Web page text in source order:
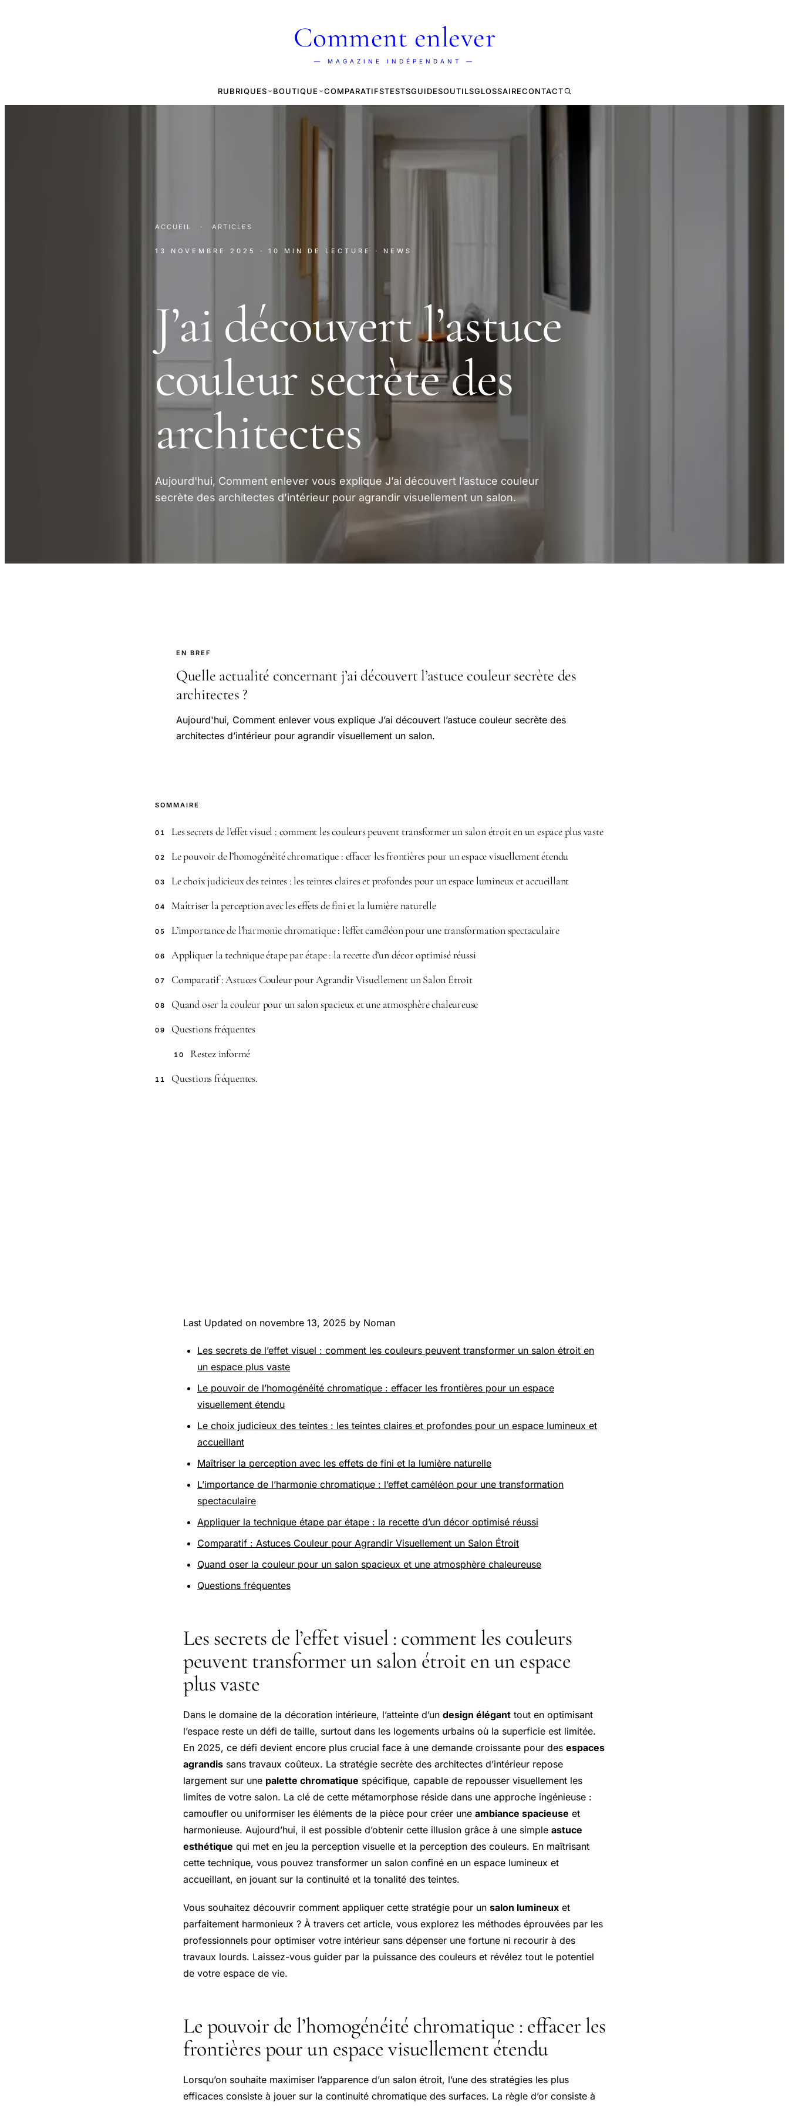
Comment enlever
— MAGAZINE INDÉPENDANT —
RUBRIQUES BOUTIQUE COMPARATIFSTESTSGUIDESOUTILSGLOSSAIRECONTACT
ACCUEIL · ARTICLES
13 NOVEMBRE 2025 · 10 MIN DE LECTURE · NEWS
J’ai découvert l’astuce
couleur secrète des
architectes
Aujourd'hui, Comment enlever vous explique J’ai découvert l’astuce couleur
secrète des architectes d’intérieur pour agrandir visuellement un salon.
EN BREF
Quelle actualité concernant j’ai découvert l’astuce couleur secrète des
architectes ?
Aujourd'hui, Comment enlever vous explique J’ai découvert l’astuce couleur secrète des
architectes d’intérieur pour agrandir visuellement un salon.
SOMMAIRE
01 Les secrets de l’effet visuel : comment les couleurs peuvent transformer un salon étroit en un espace plus vaste
02 Le pouvoir de l’homogénéité chromatique : effacer les frontières pour un espace visuellement étendu
03 Le choix judicieux des teintes : les teintes claires et profondes pour un espace lumineux et accueillant
04 Maîtriser la perception avec les effets de fini et la lumière naturelle
05 L’importance de l’harmonie chromatique : l’effet caméléon pour une transformation spectaculaire
06 Appliquer la technique étape par étape : la recette d’un décor optimisé réussi
07 Comparatif : Astuces Couleur pour Agrandir Visuellement un Salon Étroit
08 Quand oser la couleur pour un salon spacieux et une atmosphère chaleureuse
09 Questions fréquentes
10 Restez informé
11 Questions fréquentes.
Last Updated on novembre 13, 2025 by Noman
Les secrets de l’effet visuel : comment les couleurs peuvent transformer un salon étroit en
un espace plus vaste
Le pouvoir de l’homogénéité chromatique : effacer les frontières pour un espace
visuellement étendu
Le choix judicieux des teintes : les teintes claires et profondes pour un espace lumineux et
accueillant
Maîtriser la perception avec les effets de fini et la lumière naturelle
L’importance de l’harmonie chromatique : l’effet caméléon pour une transformation
spectaculaire
Appliquer la technique étape par étape : la recette d’un décor optimisé réussi
Comparatif : Astuces Couleur pour Agrandir Visuellement un Salon Étroit
Quand oser la couleur pour un salon spacieux et une atmosphère chaleureuse
Questions fréquentes
Les secrets de l’effet visuel : comment les couleurs
peuvent transformer un salon étroit en un espace
plus vaste
Dans le domaine de la décoration intérieure, l’atteinte d’un design élégant tout en optimisant
l’espace reste un défi de taille, surtout dans les logements urbains où la superficie est limitée.
En 2025, ce défi devient encore plus crucial face à une demande croissante pour des espaces
agrandis sans travaux coûteux. La stratégie secrète des architectes d’intérieur repose
largement sur une palette chromatique spécifique, capable de repousser visuellement les
limites de votre salon. La clé de cette métamorphose réside dans une approche ingénieuse :
camoufler ou uniformiser les éléments de la pièce pour créer une ambiance spacieuse et
harmonieuse. Aujourd’hui, il est possible d’obtenir cette illusion grâce à une simple astuce
esthétique qui met en jeu la perception visuelle et la perception des couleurs. En maîtrisant
cette technique, vous pouvez transformer un salon confiné en un espace lumineux et
accueillant, en jouant sur la continuité et la tonalité des teintes.
Vous souhaitez découvrir comment appliquer cette stratégie pour un salon lumineux et
parfaitement harmonieux ? À travers cet article, vous explorez les méthodes éprouvées par les
professionnels pour optimiser votre intérieur sans dépenser une fortune ni recourir à des
travaux lourds. Laissez-vous guider par la puissance des couleurs et révélez tout le potentiel
de votre espace de vie.
Le pouvoir de l’homogénéité chromatique : effacer les
frontières pour un espace visuellement étendu
Lorsqu’on souhaite maximiser l’apparence d’un salon étroit, l’une des stratégies les plus
efficaces consiste à jouer sur la continuité chromatique des surfaces. La règle d’or consiste à